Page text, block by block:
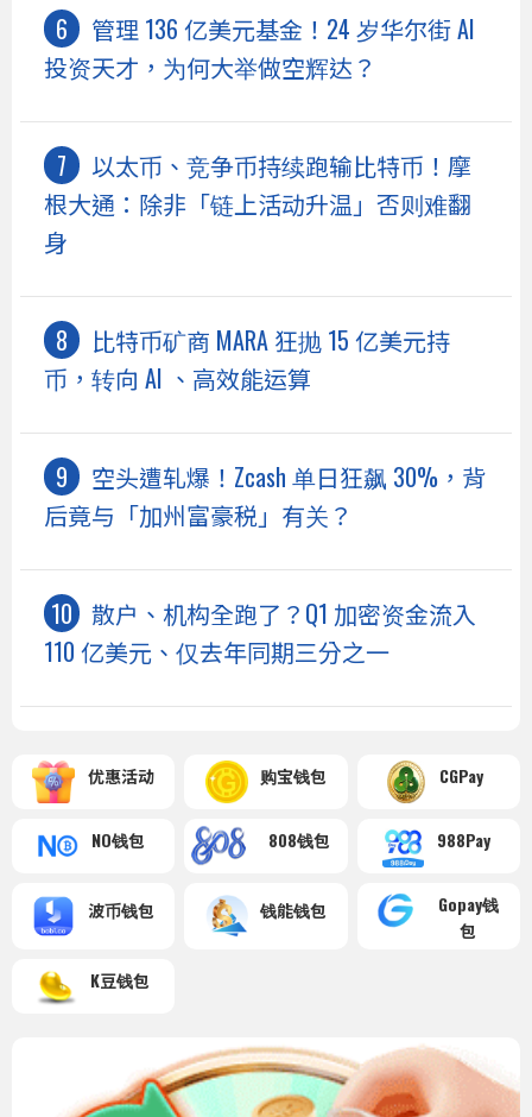
管理 136 亿美元基金！24 岁华尔街 AI
投资天才，为何大举做空辉达？
以太币、竞争币持续跑输比特币！摩
根大通：除非「链上活动升温」否则难翻
身
比特币矿商 MARA 狂抛 15 亿美元持
币，转向 AI 、高效能运算
空头遭轧爆！Zcash 单日狂飙 30%，背
后竟与「加州富豪税」有关？
散户、机构全跑了？Q1 加密资金流入
110 亿美元、仅去年同期三分之一
优惠活动 购宝钱包 CGPay
NO钱包 808钱包 988Pay
波币钱包 钱能钱包
Gopay钱
包
K豆钱包